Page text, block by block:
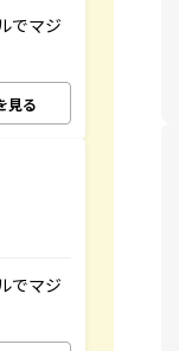
でマジ
見る
でマジ